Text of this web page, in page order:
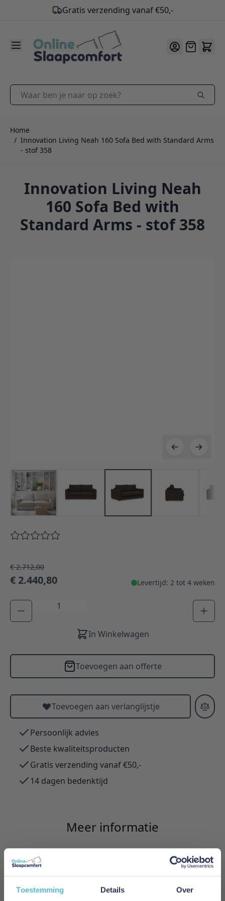
Toestemming Details Over
Gratis verzending vanaf €50,-
9.2/10
Offerte
Waar ben je naar op zoek?
Home
/ Innovation Living Neah 160 Sofa Bed with Standard Arms
- stof 358
Innovation Living Neah
160 Sofa Bed with
Standard Arms - stof 358
€ 2.712,00
€ 2.440,80 Levertijd: 2 tot 4 weken
Aantal
In Winkelwagen
Toevoegen aan offerte
Toevoegen aan verlanglijstje
Persoonlijk advies
Beste kwaliteitsproducten
Gratis verzending vanaf €50,-
14 dagen bedenktijd
Meer informatie
Merk